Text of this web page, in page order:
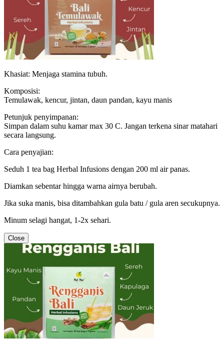
Khasiat: Menjaga stamina tubuh.
Komposisi:
Temulawak, kencur, jintan, daun pandan, kayu manis
Petunjuk penyimpanan:
Simpan dalam suhu kamar max 30 C. Jangan terkena sinar matahari
secara langsung.
Cara penyajian:
Seduh 1 tea bag Herbal Infusions dengan 200 ml air panas.
Diamkan sebentar hingga warna airnya berubah.
Jika suka manis, bisa ditambahkan gula batu / gula aren secukupnya.
Minum selagi hangat, 1-2x sehari.
Close